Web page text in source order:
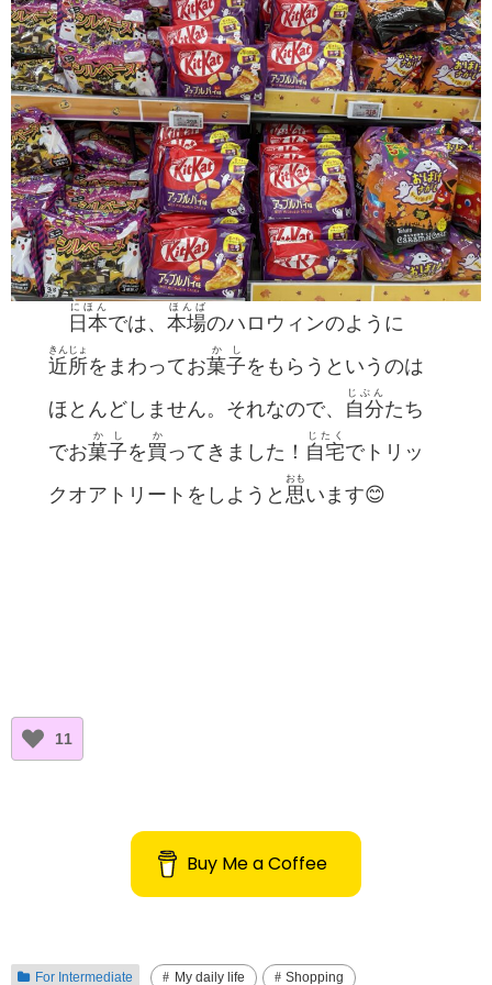
日本
にほん
では、本場
ほんば
のハロウィンのように
近所
きんじょ
をまわってお菓子
かし
をもらうというのは
ほとんどしません。それなので、 自分
じぶん
たち
でお菓子
かし
を買
か
ってきました！ 自宅
じたく
でトリッ
クオアトリートをしようと 思
おも
います😊
11
Buy Me a Coffee
For Intermediate My daily life Shopping